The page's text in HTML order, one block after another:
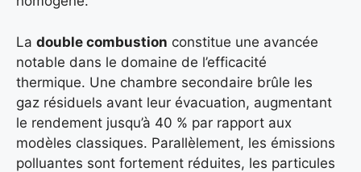
La double combustion constitue une avancée
notable dans le domaine de l’efficacité
thermique. Une chambre secondaire brûle les
gaz résiduels avant leur évacuation, augmentant
le rendement jusqu’à 40 % par rapport aux
modèles classiques. Parallèlement, les émissions
polluantes sont fortement réduites, les particules